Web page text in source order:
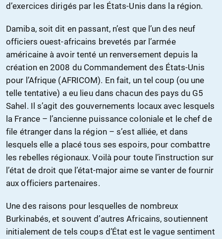
d’exercices dirigés par les États-Unis dans la région.
Damiba, soit dit en passant, n’est que l’un des neuf
officiers ouest-africains brevetés par l’armée
américaine à avoir tenté un renversement depuis la
création en 2008 du Commandement des États-Unis
pour l’Afrique (AFRICOM). En fait, un tel coup (ou une
telle tentative) a eu lieu dans chacun des pays du G5
Sahel. Il s’agit des gouvernements locaux avec lesquels
la France – l’ancienne puissance coloniale et le chef de
file étranger dans la région – s’est alliée, et dans
lesquels elle a placé tous ses espoirs, pour combattre
les rebelles régionaux. Voilà pour toute l’instruction sur
l’état de droit que l’état-major aime se vanter de fournir
aux officiers partenaires.
Une des raisons pour lesquelles de nombreux
Burkinabés, et souvent d’autres Africains, soutiennent
initialement de tels coups d’État est le vague sentiment